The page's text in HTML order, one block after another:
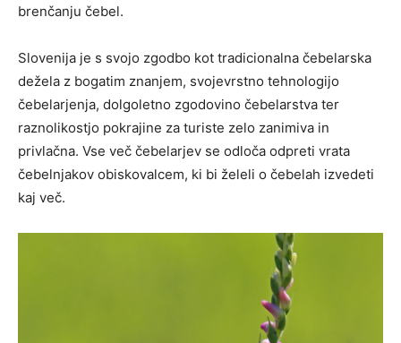
brenčanju čebel.
Slovenija je s svojo zgodbo kot tradicionalna čebelarska
dežela z bogatim znanjem, svojevrstno tehnologijo
čebelarjenja, dolgoletno zgodovino čebelarstva ter
raznolikostjo pokrajine za turiste zelo zanimiva in
privlačna. Vse več čebelarjev se odloča odpreti vrata
čebelnjakov obiskovalcem, ki bi želeli o čebelah izvedeti
kaj več.